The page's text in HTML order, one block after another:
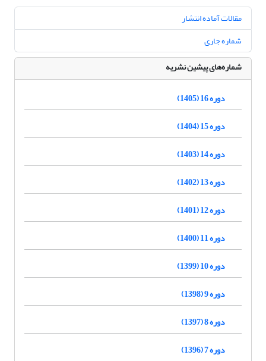
مقالات آماده انتشار
شماره جاری
شماره‌های پیشین نشریه
دوره 16 (1405)
دوره 15 (1404)
دوره 14 (1403)
دوره 13 (1402)
دوره 12 (1401)
دوره 11 (1400)
دوره 10 (1399)
دوره 9 (1398)
دوره 8 (1397)
دوره 7 (1396)